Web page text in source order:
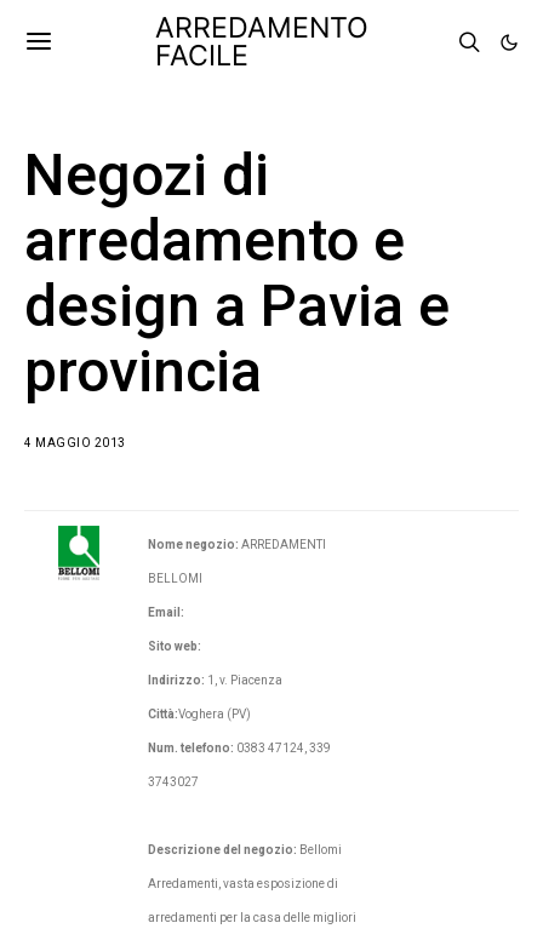
ARREDAMENTO
FACILE
Negozi di
arredamento e
design a Pavia e
provincia
4 MAGGIO 2013
Nome negozio: ARREDAMENTI
BELLOMI
Email:
Sito web:
Indirizzo: 1, v. Piacenza
Città:Voghera (PV)
Num. telefono: 0383 47124, 339
3743027
Descrizione del negozio: Bellomi
Arredamenti, vasta esposizione di
arredamenti per la casa delle migliori